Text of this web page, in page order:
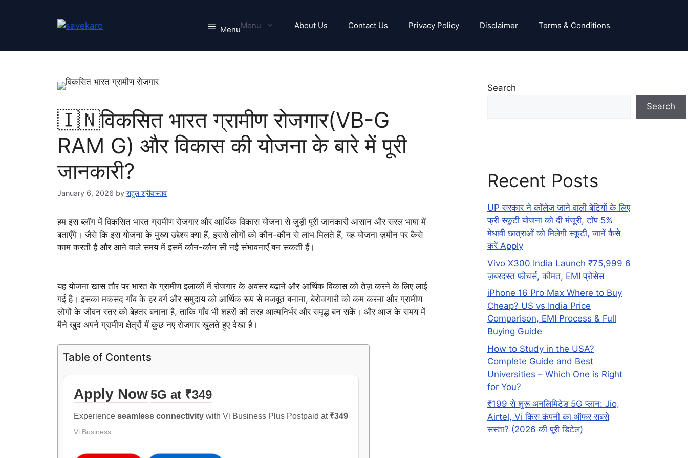
MenuMenu About Us Contact Us Privacy Policy Disclaimer Terms & Conditions
🇮🇳विकसित भारत ग्रामीण रोजगार(VB-G
RAM G) और विकास की योजना के बारे में पूरी
जानकारी?
January 6, 2026 by राहुल श्रीवास्तव
हम इस ब्लॉग में विकसित भारत ग्रामीण रोजगार और आर्थिक विकास योजना से जुड़ी पूरी जानकारी आसान और सरल भाषा में
बताएँगे। जैसे कि इस योजना के मुख्य उद्देश्य क्या हैं, इससे लोगों को कौन-कौन से लाभ मिलते हैं, यह योजना ज़मीन पर कैसे
काम करती है और आने वाले समय में इसमें कौन-कौन सी नई संभावनाएँ बन सकती हैं।
यह योजना खास तौर पर भारत के ग्रामीण इलाकों में रोजगार के अवसर बढ़ाने और आर्थिक विकास को तेज़ करने के लिए लाई
गई है। इसका मकसद गाँव के हर वर्ग और समुदाय को आर्थिक रूप से मजबूत बनाना, बेरोजगारी को कम करना और ग्रामीण
लोगों के जीवन स्तर को बेहतर बनाना है, ताकि गाँव भी शहरों की तरह आत्मनिर्भर और समृद्ध बन सकें। और आज के समय में
मैने खुद अपने ग्रामीण क्षेत्रों में कुछ नए रोजगार खुलते हुए देखा है।
Table of Contents
Apply Now5G at ₹349
Experience seamless connectivity with Vi Business Plus Postpaid at ₹349
Vi Business
Search
Search
Recent Posts
UP सरकार ने कॉलेज जाने वाली बेटियों के लिए
फ्री स्कूटी योजना को दी मंजूरी, टॉप 5%
मेधावी छात्राओं को मिलेगी स्कूटी, जानें कैसे
करें Apply
Vivo X300 India Launch ₹75,999 6
ज़बरदस्त फीचर्स, कीमत, EMI प्रोसेस
iPhone 16 Pro Max Where to Buy
Cheap? US vs India Price
Comparison, EMI Process & Full
Buying Guide
How to Study in the USA?
Complete Guide and Best
Universities – Which One is Right
for You?
₹199 से शुरू अनलिमिटेड 5G प्लान: Jio,
Airtel, Vi किस कंपनी का ऑफर सबसे
सस्ता? (2026 की पूरी डिटेल)